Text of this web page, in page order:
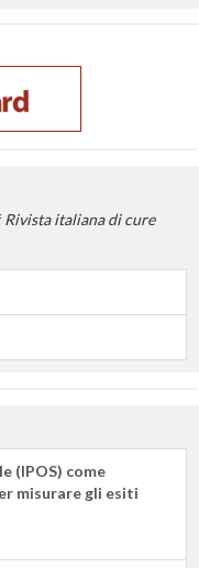
Rivista italiana di cure
(IPOS) come
misurare gli esiti